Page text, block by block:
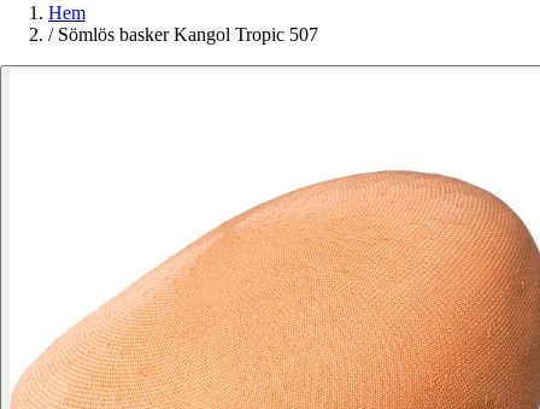
Hem
/ Sömlös basker Kangol Tropic 507